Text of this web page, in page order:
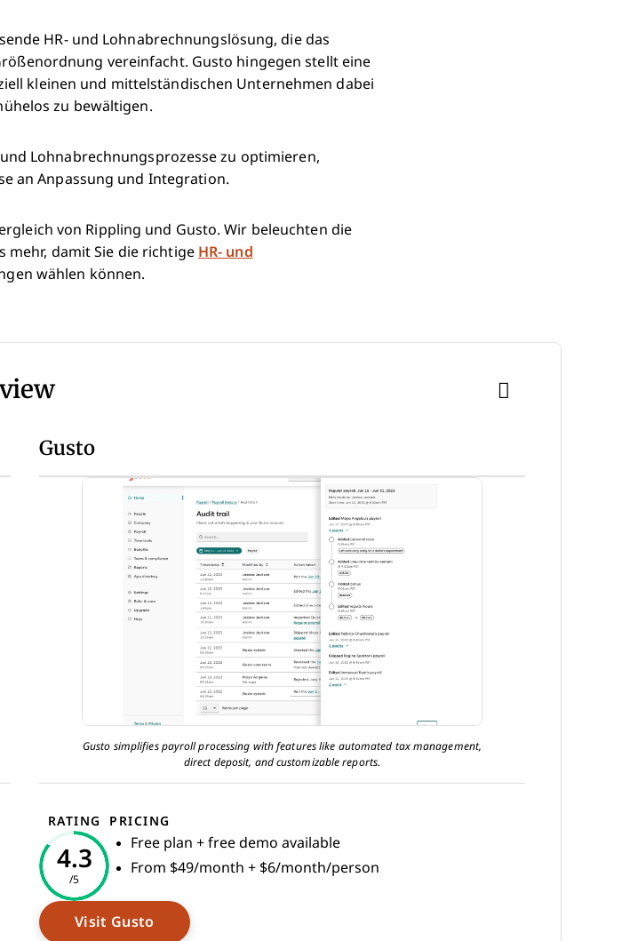
HR- und Lohnabrechnungslösung, die das
vereinfacht. Gusto hingegen stellt eine
kleinen und mittelständischen Unternehmen dabei
zu bewältigen.
Lohnabrechnungsprozesse zu optimieren,
an Anpassung und Integration.
von Rippling und Gusto. Wir beleuchten die
mehr, damit Sie die richtige HR- und
wählen können.
Gusto
Gusto simplifies payroll processing with features like automated tax management,
direct deposit, and customizable reports.
RATING
4.3
/5
PRICING
Free plan + free demo available
From $49/month + $6/month/person
Visit Gusto Opens New Window